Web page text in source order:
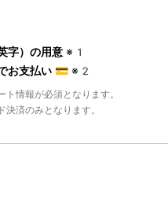
字）の用意 ※1
お支払い 💳 ※2
情報が必須となります。
済のみとなります。